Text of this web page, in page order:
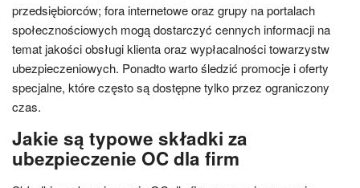
przedsiębiorców; fora internetowe oraz grupy na portalach
społecznościowych mogą dostarczyć cennych informacji na
temat jakości obsługi klienta oraz wypłacalności towarzystw
ubezpieczeniowych. Ponadto warto śledzić promocje i oferty
specjalne, które często są dostępne tylko przez ograniczony
czas.
Jakie są typowe składki za
ubezpieczenie OC dla firm